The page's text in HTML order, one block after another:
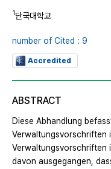
1단국대학교
number of Cited : 9
Accredited
ABSTRACT
Diese Abhandlung
Verwaltungsvorschriften
Verwaltungsvorschriften
davon ausgegangen,